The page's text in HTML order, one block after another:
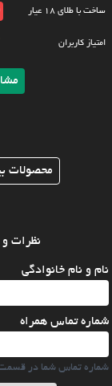
ساخت با طلای ۱۸ عیار
امتیاز کاربران
محصولات
نظرات و
نام و نام خانوادگی
شماره تماس همراه
شماره تماس شما در